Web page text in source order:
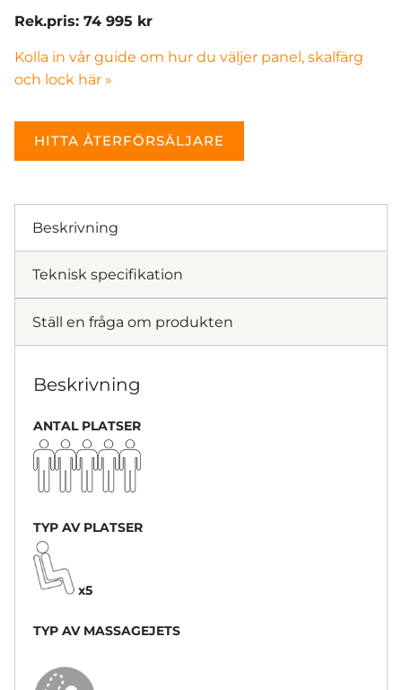
Rek.pris: 74 995 kr
Kolla in vår guide om hur du väljer panel, skalfärg
och lock här »
HITTA ÅTERFÖRSÄLJARE
Beskrivning
Teknisk specifikation
Ställ en fråga om produkten
Beskrivning
ANTAL PLATSER
TYP AV PLATSER
x5
TYP AV MASSAGEJETS